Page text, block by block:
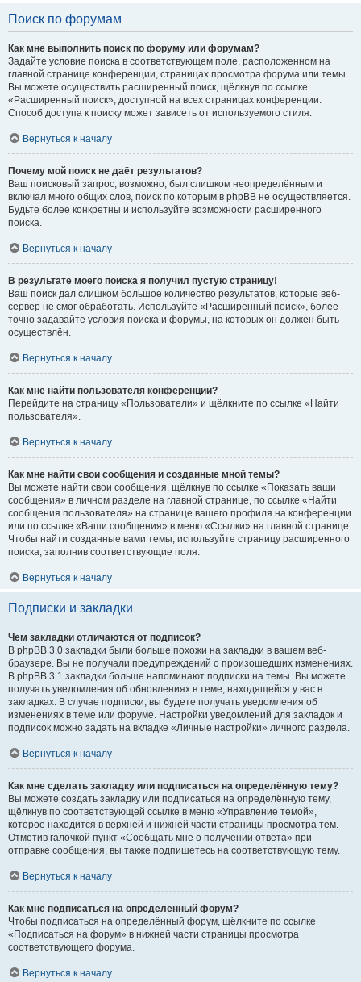
Поиск по форумам
Как мне выполнить поиск по форуму или форумам?
Задайте условие поиска в соответствующем поле, расположенном на
главной странице конференции, страницах просмотра форума или темы.
Вы можете осуществить расширенный поиск, щёлкнув по ссылке
«Расширенный поиск», доступной на всех страницах конференции.
Способ доступа к поиску может зависеть от используемого стиля.
Вернуться к началу
Почему мой поиск не даёт результатов?
Ваш поисковый запрос, возможно, был слишком неопределённым и
включал много общих слов, поиск по которым в phpBB не осуществляется.
Будьте более конкретны и используйте возможности расширенного
поиска.
Вернуться к началу
В результате моего поиска я получил пустую страницу!
Ваш поиск дал слишком большое количество результатов, которые веб-
сервер не смог обработать. Используйте «Расширенный поиск», более
точно задавайте условия поиска и форумы, на которых он должен быть
осуществлён.
Вернуться к началу
Как мне найти пользователя конференции?
Перейдите на страницу «Пользователи» и щёлкните по ссылке «Найти
пользователя».
Вернуться к началу
Как мне найти свои сообщения и созданные мной темы?
Вы можете найти свои сообщения, щёлкнув по ссылке «Показать ваши
сообщения» в личном разделе на главной странице, по ссылке «Найти
сообщения пользователя» на странице вашего профиля на конференции
или по ссылке «Ваши сообщения» в меню «Ссылки» на главной странице.
Чтобы найти созданные вами темы, используйте страницу расширенного
поиска, заполнив соответствующие поля.
Вернуться к началу
Подписки и закладки
Чем закладки отличаются от подписок?
В phpBB 3.0 закладки были больше похожи на закладки в вашем веб-
браузере. Вы не получали предупреждений о произошедших изменениях.
В phpBB 3.1 закладки больше напоминают подписки на темы. Вы можете
получать уведомления об обновлениях в теме, находящейся у вас в
закладках. В случае подписки, вы будете получать уведомления об
изменениях в теме или форуме. Настройки уведомлений для закладок и
подписок можно задать на вкладке «Личные настройки» личного раздела.
Вернуться к началу
Как мне сделать закладку или подписаться на определённую тему?
Вы можете создать закладку или подписаться на определённую тему,
щёлкнув по соответствующей ссылке в меню «Управление темой»,
которое находится в верхней и нижней части страницы просмотра тем.
Отметив галочкой пункт «Сообщать мне о получении ответа» при
отправке сообщения, вы также подпишетесь на соответствующую тему.
Вернуться к началу
Как мне подписаться на определённый форум?
Чтобы подписаться на определённый форум, щёлкните по ссылке
«Подписаться на форум» в нижней части страницы просмотра
соответствующего форума.
Вернуться к началу